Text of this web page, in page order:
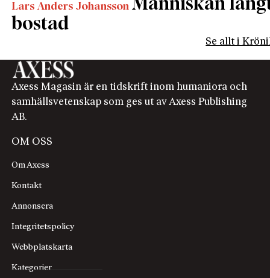
Lars Anders Johansson Människan
bostad
Se allt i
Axess Magasin är en tidskrift inom humaniora och
samhällsvetenskap som ges ut av Axess Publishing
AB.
OM OSS
Om Axess
Kontakt
Annonsera
Integritetspolicy
Webbplatskarta
Kategorier